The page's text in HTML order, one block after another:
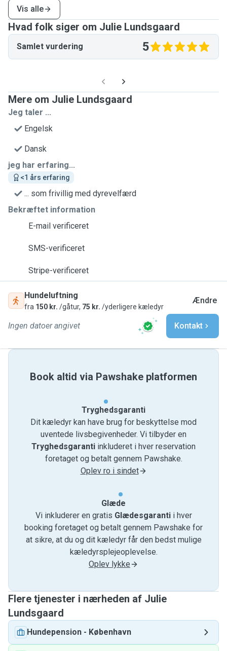
Vis alle
Hvad folk siger om Julie Lundsgaard
Samlet vurdering 5
Mere om Julie Lundsgaard
Jeg taler ...
Engelsk
Dansk
jeg har erfaring...
<1 års erfaring
... som frivillig med dyrevelfærd
Bekræftet information
E-mail verificeret
SMS-verificeret
Stripe-verificeret
Hundeluftning
fra 150 kr. /gåtur, 75 kr. /yderligere kæledyr
Ændre
Ingen datoer angivet Kontakt
Book altid via Pawshake platformen
Tryghedsgaranti
Dit kæledyr kan have brug for beskyttelse mod
uventede livsbegivenheder. Vi tilbyder en
Tryghedsgaranti inkluderet i hver reservation
foretaget og betalt gennem Pawshake.
Oplev ro i sindet
Glæde
Vi inkluderer en gratis Glædesgarantii hver
booking foretaget og betalt gennem Pawshake for
at sikre, at du og dit kæledyr får den bedst mulige
kæledyrsplejeoplevelse.
Oplev lykke
Flere tjenester i nærheden af ​​Julie
Lundsgaard
Hundepension - København